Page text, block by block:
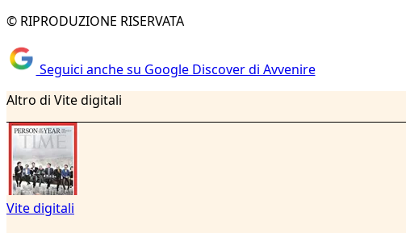
© RIPRODUZIONE RISERVATA
Seguici anche su Google Discover di Avvenire
Altro di Vite digitali
Vite digitali